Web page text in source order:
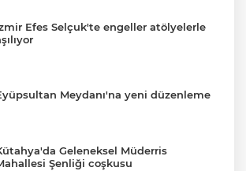
Efes Selçuk'te engeller atölyelerle
Meydanı'na yeni düzenleme
Geleneksel Müderris
Şenliği coşkusu